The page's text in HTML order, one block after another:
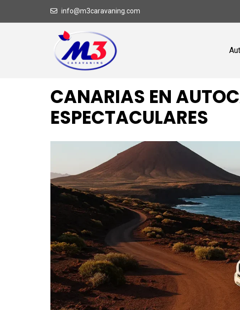
info@m3caravaning.com
CANARIAS EN
ESPECTACULARES